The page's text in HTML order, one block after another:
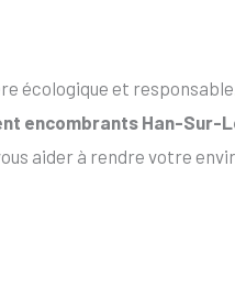
écologique et
encombrants Han-Sur-
aider à rendre votre